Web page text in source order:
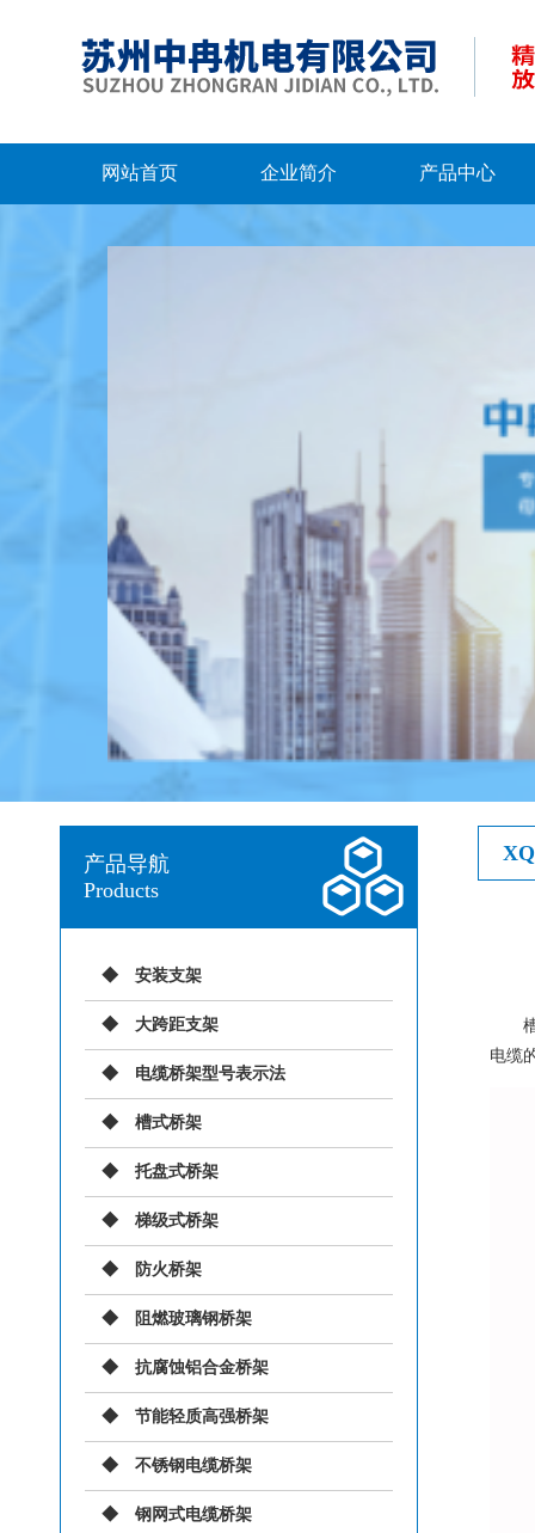
网站首页 企业简介 产品中心
产品导航
Products
安装支架
大跨距支架
电缆桥架型号表示法
槽式桥架
托盘式桥架
梯级式桥架
防火桥架
阻燃玻璃钢桥架
抗腐蚀铝合金桥架
节能轻质高强桥架
不锈钢电缆桥架
钢网式电缆桥架
槽
电缆